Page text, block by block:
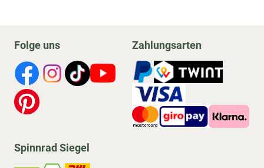
Folge uns Zahlungsarten
Spinnrad Siegel